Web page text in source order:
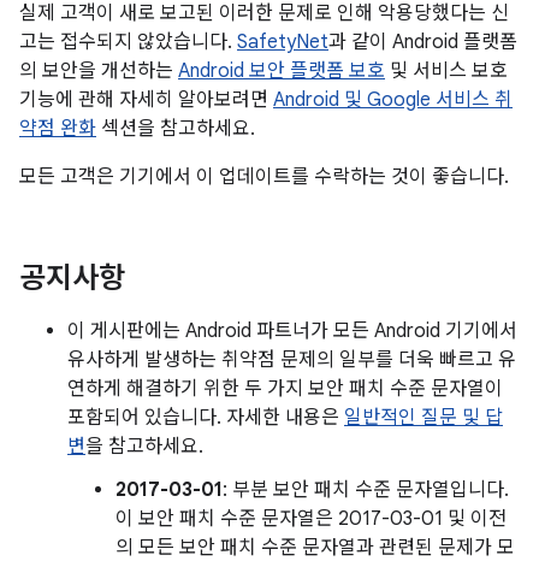
실제 고객이 새로 보고된 이러한 문제로 인해 악용당했다는 신
고는 접수되지 않았습니다. SafetyNet과 같이 Android 플랫폼
의 보안을 개선하는 Android 보안 플랫폼 보호 및 서비스 보호
기능에 관해 자세히 알아보려면 Android 및 Google 서비스 취
약점 완화 섹션을 참고하세요.
모든 고객은 기기에서 이 업데이트를 수락하는 것이 좋습니다.
공지사항
이 게시판에는 Android 파트너가 모든 Android 기기에서
유사하게 발생하는 취약점 문제의 일부를 더욱 빠르고 유
연하게 해결하기 위한 두 가지 보안 패치 수준 문자열이
포함되어 있습니다. 자세한 내용은 일반적인 질문 및 답
변을 참고하세요.
2017-03-01: 부분 보안 패치 수준 문자열입니다.
이 보안 패치 수준 문자열은 2017-03-01 및 이전
의 모든 보안 패치 수준 문자열과 관련된 문제가 모